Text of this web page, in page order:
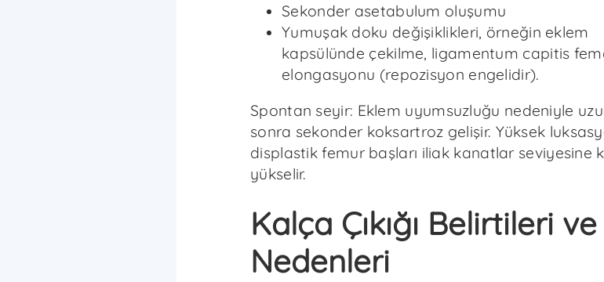
Sekonder asetabulum oluşumu
Yumuşak doku değişiklikleri, örneğin eklem
kapsülünde çekilme, ligamentum capitis
elongasyonu (repozisyon engelidir).
Spontan seyir: Eklem uyumsuzluğu nedeniyle
sonra sekonder koksartroz gelişir. Yüksek
displastik femur başları iliak kanatlar seviyesine
yükselir.
Kalça Çıkığı Belirtileri ve
Nedenleri